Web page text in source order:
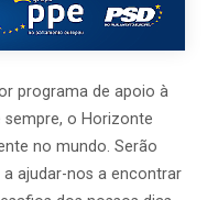
programa de apoio à
o Horizonte
no mundo. Serão
ajudar-nos a encontrar